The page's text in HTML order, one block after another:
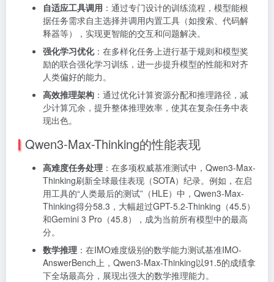
自适应工具调用 ：通过专门设计的训练流程，模型能根
据任务需求自主选择并调用内置工具（如搜索、代码解
释器等），实现更智能的交互和问题解决。
强化学习优化：在多样化任务上进行基于规则和模型奖
励的联合强化学习训练，进一步提升模型的性能和对齐
人类偏好的能力。
高效推理架构 ：通过优化计算资源分配和推理路径，减
少计算冗余，提升整体推理效率，使其在复杂任务中表
现出色。
Qwen3-Max-Thinking的性能表现
高难度任务处理 ：在多项权威基准测试中，Qwen3-Max-
Thinking刷新全球最佳表现（SOTA）纪录。例如，在启
用工具的“人类最后的测试”（HLE）中，Qwen3-Max-
Thinking得分58.3，大幅超过GPT-5.2-Thinking（45.5）
和Gemini 3 Pro（45.8），成为当前所有模型中的最高
分。
数学推理 ：在IMO难度级别的数学能力测试基准IMO-
AnswerBench上，Qwen3-Max-Thinking以91.5的成绩拿
下全场最高分，展现出强大的数学推理能力。